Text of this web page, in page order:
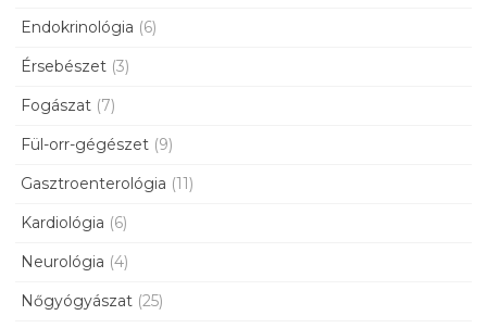
Endokrinológia (6)
Érsebészet (3)
Fogászat (7)
Fül-orr-gégészet (9)
Gasztroenterológia (11)
Kardiológia (6)
Neurológia (4)
Nőgyógyászat (25)